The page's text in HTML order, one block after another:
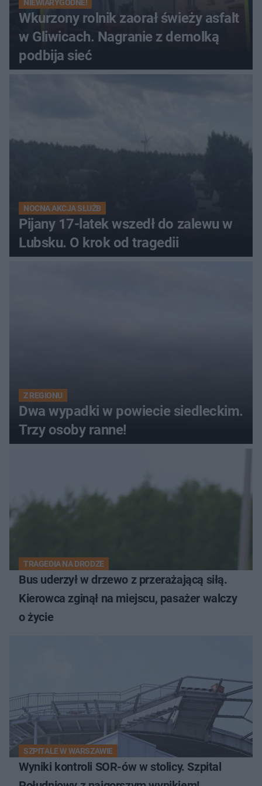
NIEWIARYGODNE!
Wkurzony rolnik zaorał świeży asfalt
w Gliwicach. Nagranie z demolką
podbija sieć
NOCNA AKCJA SŁUŻB
Pijany 17-latek wszedł do zalewu w
Lubsku. O krok od tragedii
Z REGIONU
Dwa wypadki w powiecie siedleckim.
Trzy osoby ranne!
TRAGEDIA NA DRODZE
Bus uderzył w drzewo z przerażającą siłą.
Kierowca zginął na miejscu, pasażer walczy
o życie
SZPITALE W WARSZAWIE
Wyniki kontroli SOR-ów w stolicy. Szpital